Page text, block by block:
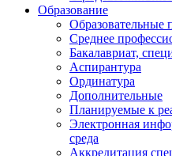
Образование
Образовательные
Среднее
Бакалавриат,
Аспирантура
Ординатура
Дополнительные
Планируемые к
Электронная
среда
Аккредитация